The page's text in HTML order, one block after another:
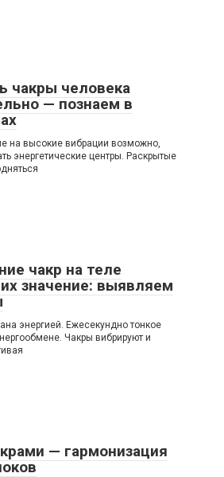
чакры человека
— познаем в
на высокие вибрации возможно,
энергетические центры. Раскрытые
чакр на теле
значение: выявляем
энергией. Ежесекундно тонкое
Чакры вибрируют и
— гармонизация